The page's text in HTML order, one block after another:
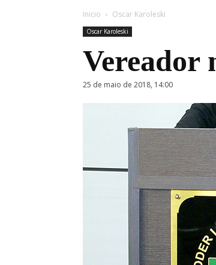
Inicio Oscar Karoleski
Oscar Karoleski
Vereador
25 de maio de 2018, 14:00